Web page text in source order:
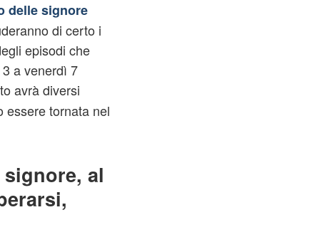
delle signore
di certo i
episodi che
a venerdì 7
avrà diversi
essere tornata nel
al